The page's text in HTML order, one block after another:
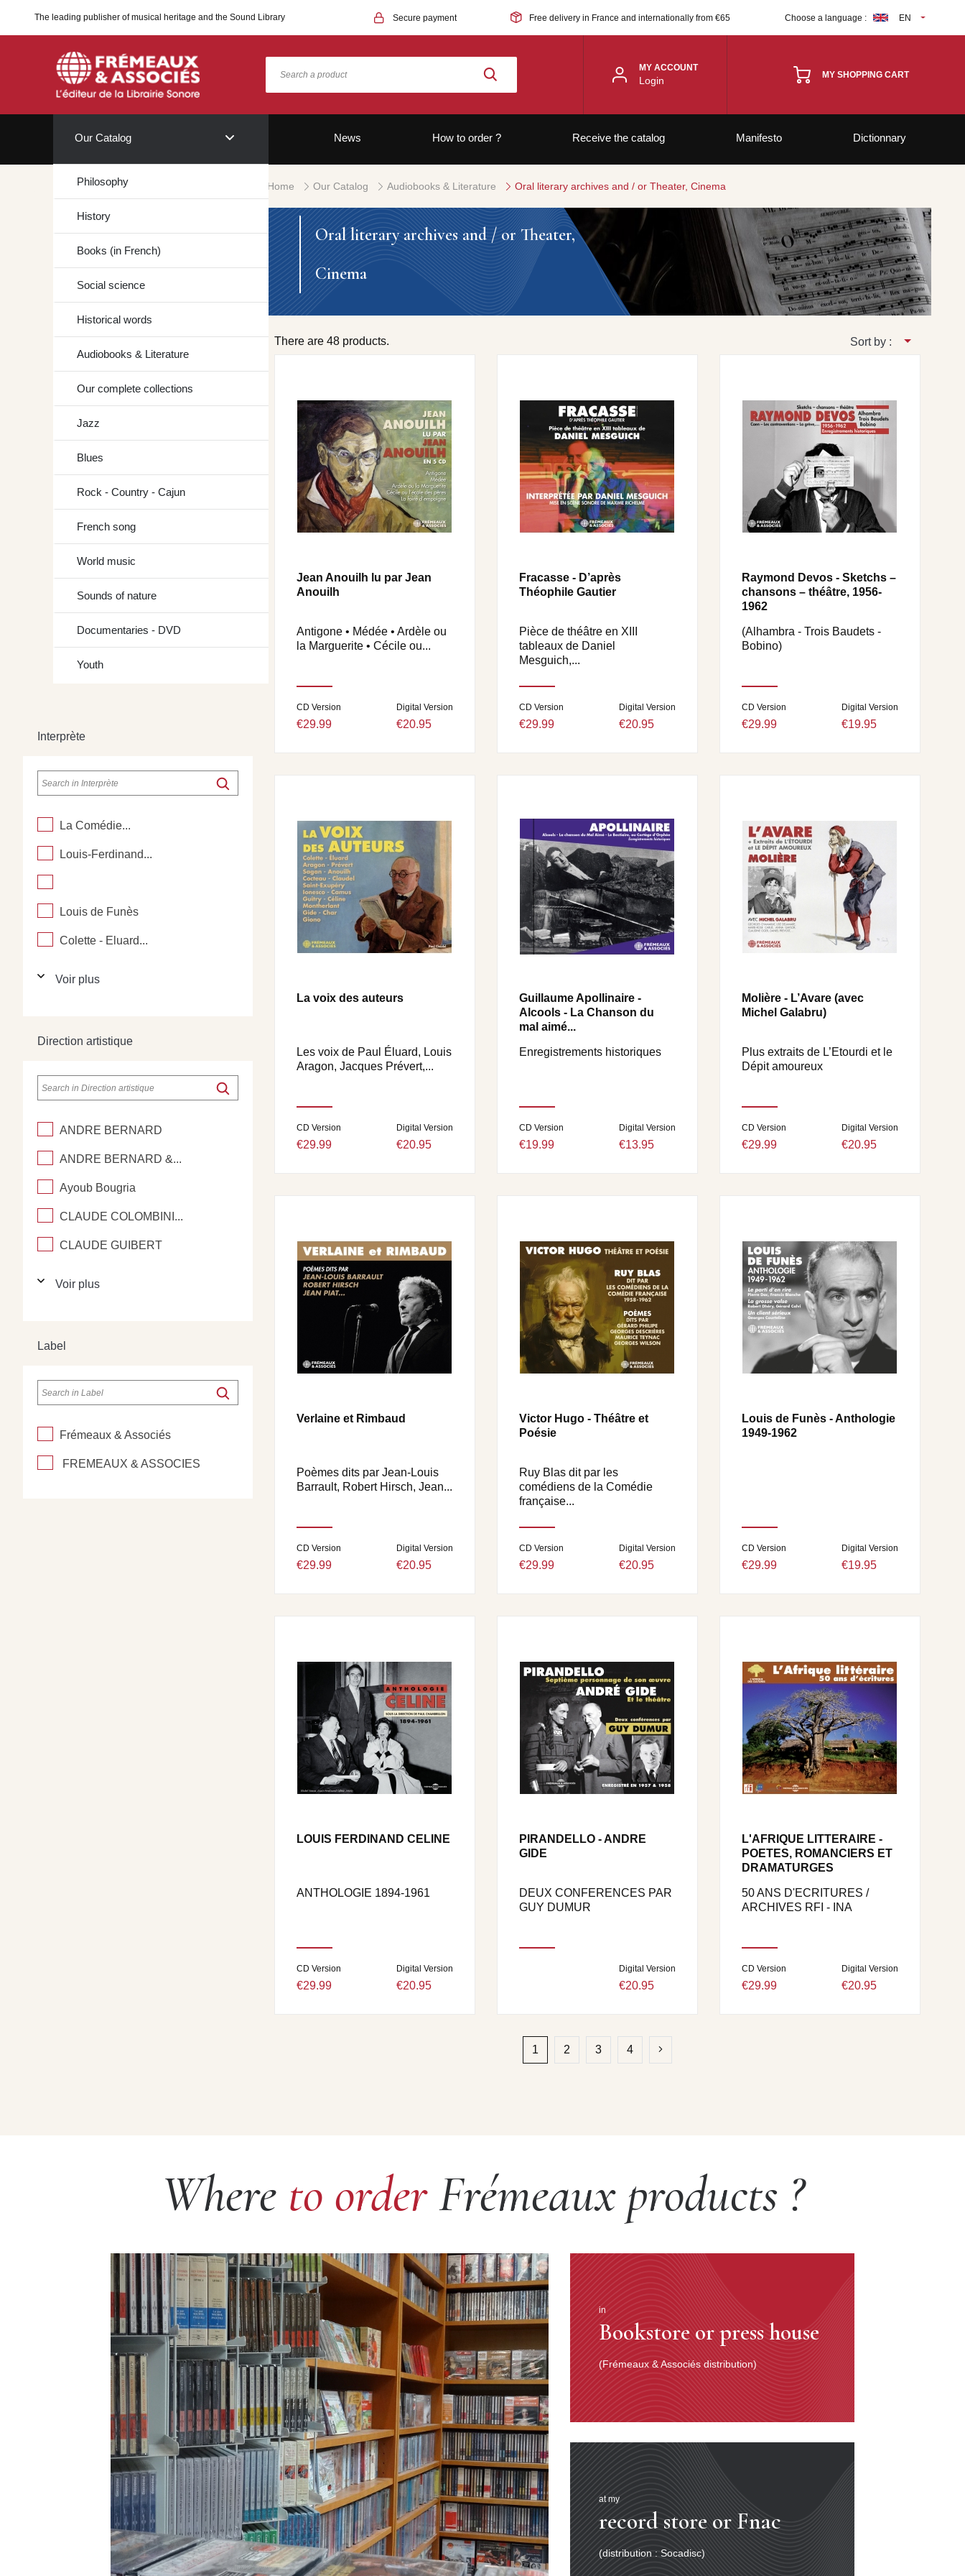
The leading publisher of musical heritage and the Sound Library Secure payment Free delivery in France and internationally from €65 Choose a language : EN
MY ACCOUNT
Login MY SHOPPING CART
Our Catalog
Philosophy
History
Books (in French)
Social science
Historical words
Audiobooks & Literature
Our complete collections
Jazz
Blues
Rock - Country - Cajun
French song
World music
Sounds of nature
Documentaries - DVD
Youth
News How to order ? Receive the catalog Manifesto Dictionnary
Home Our Catalog Audiobooks & Literature Oral literary archives and / or Theater, Cinema
Interprète
La Comédie...
Louis-Ferdinand...
Louis de Funès
Colette - Eluard...
Voir plus
Direction artistique
ANDRE BERNARD
ANDRE BERNARD &...
Ayoub Bougria
CLAUDE COLOMBINI...
CLAUDE GUIBERT
Voir plus
Label
Frémeaux & Associés
FREMEAUX & ASSOCIES
Oral literary archives and / or Theater,
Cinema
There are 48 products. Sort by :
Jean Anouilh lu par Jean
Anouilh
Antigone • Médée • Ardèle ou
la Marguerite • Cécile ou...
CD Version
€29.99
Digital Version
€20.95
Fracasse - D’après
Théophile Gautier
Pièce de théâtre en XIII
tableaux de Daniel
Mesguich,...
CD Version
€29.99
Digital Version
€20.95
Raymond Devos - Sketchs –
chansons – théâtre, 1956-
1962
(Alhambra - Trois Baudets -
Bobino)
CD Version
€29.99
Digital Version
€19.95
La voix des auteurs
Les voix de Paul Éluard, Louis
Aragon, Jacques Prévert,...
CD Version
€29.99
Digital Version
€20.95
Guillaume Apollinaire -
Alcools - La Chanson du
mal aimé...
Enregistrements historiques
CD Version
€19.99
Digital Version
€13.95
Molière - L’Avare (avec
Michel Galabru)
Plus extraits de L’Etourdi et le
Dépit amoureux
CD Version
€29.99
Digital Version
€20.95
Verlaine et Rimbaud
Poèmes dits par Jean-Louis
Barrault, Robert Hirsch, Jean...
CD Version
€29.99
Digital Version
€20.95
Victor Hugo - Théâtre et
Poésie
Ruy Blas dit par les
comédiens de la Comédie
française...
CD Version
€29.99
Digital Version
€20.95
Louis de Funès - Anthologie
1949-1962
CD Version
€29.99
Digital Version
€19.95
LOUIS FERDINAND CELINE
ANTHOLOGIE 1894-1961
CD Version
€29.99
Digital Version
€20.95
PIRANDELLO - ANDRE
GIDE
DEUX CONFERENCES PAR
GUY DUMUR
Digital Version
€20.95
L'AFRIQUE LITTERAIRE -
POETES, ROMANCIERS ET
DRAMATURGES
50 ANS D'ECRITURES /
ARCHIVES RFI - INA
CD Version
€29.99
Digital Version
€20.95
1 2 3 4
Where to orderFrémeaux products ?
in
Bookstore or press house
(Frémeaux & Associés distribution)
at my
record store or Fnac
(distribution : Socadisc)